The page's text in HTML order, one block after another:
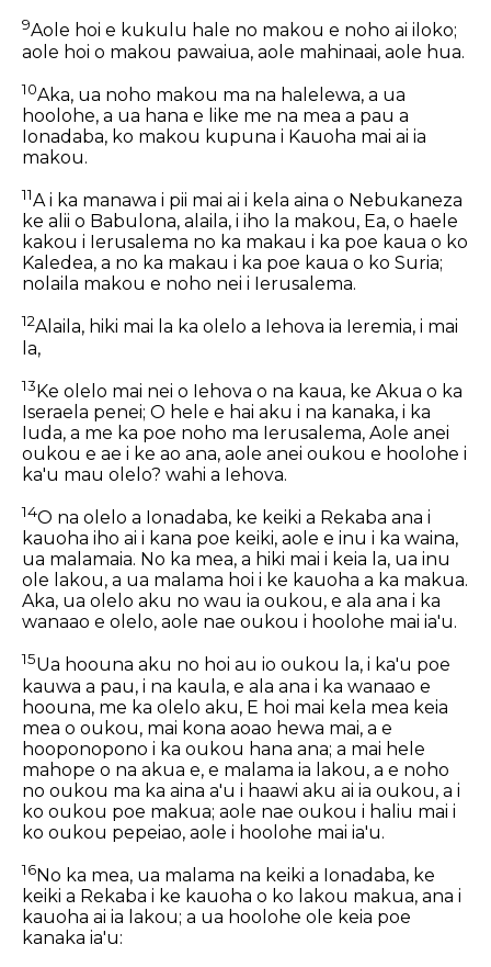
9Aole hoi e kukulu hale no makou e noho ai iloko;
aole hoi o makou pawaiua, aole mahinaai, aole hua.
10Aka, ua noho makou ma na halelewa, a ua
hoolohe, a ua hana e like me na mea a pau a
Ionadaba, ko makou kupuna i Kauoha mai ai ia
makou.
11A i ka manawa i pii mai ai i kela aina o Nebukaneza
ke alii o Babulona, alaila, i iho la makou, Ea, o haele
kakou i Ierusalema no ka makau i ka poe kaua o ko
Kaledea, a no ka makau i ka poe kaua o ko Suria;
nolaila makou e noho nei i Ierusalema.
12Alaila, hiki mai la ka olelo a Iehova ia Ieremia, i mai
la,
13Ke olelo mai nei o Iehova o na kaua, ke Akua o ka
Iseraela penei; O hele e hai aku i na kanaka, i ka
Iuda, a me ka poe noho ma Ierusalema, Aole anei
oukou e ae i ke ao ana, aole anei oukou e hoolohe i
ka'u mau olelo? wahi a Iehova.
14O na olelo a Ionadaba, ke keiki a Rekaba ana i
kauoha iho ai i kana poe keiki, aole e inu i ka waina,
ua malamaia. No ka mea, a hiki mai i keia la, ua inu
ole lakou, a ua malama hoi i ke kauoha a ka makua.
Aka, ua olelo aku no wau ia oukou, e ala ana i ka
wanaao e olelo, aole nae oukou i hoolohe mai ia'u.
15Ua hoouna aku no hoi au io oukou la, i ka'u poe
kauwa a pau, i na kaula, e ala ana i ka wanaao e
hoouna, me ka olelo aku, E hoi mai kela mea keia
mea o oukou, mai kona aoao hewa mai, a e
hooponopono i ka oukou hana ana; a mai hele
mahope o na akua e, e malama ia lakou, a e noho
no oukou ma ka aina a'u i haawi aku ai ia oukou, a i
ko oukou poe makua; aole nae oukou i haliu mai i
ko oukou pepeiao, aole i hoolohe mai ia'u.
16No ka mea, ua malama na keiki a Ionadaba, ke
keiki a Rekaba i ke kauoha o ko lakou makua, ana i
kauoha ai ia lakou; a ua hoolohe ole keia poe
kanaka ia'u: